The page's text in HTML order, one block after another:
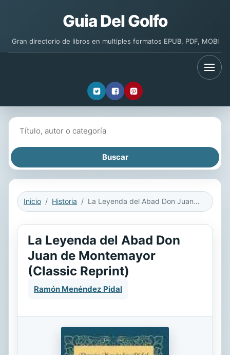
Guia Del Golfo
Gran directorio de libros en multiples formatos EPUB, PDF, MOBI
Inicio Historia La Leyenda del Abad Don Juan de Montemayor (Classic Reprint)
La Leyenda del Abad Don
Juan de Montemayor
(Classic Reprint)
Ramón Menéndez Pidal